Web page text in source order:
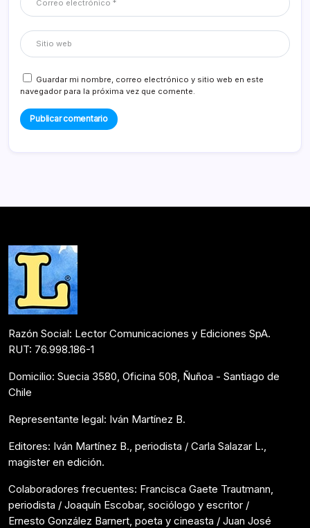
Guardar mi nombre, correo electrónico y sitio web en este
navegador para la próxima vez que comente.
Razón Social: Lector Comunicaciones y Ediciones SpA.
RUT: 76.998.186-1
Domicilio: Suecia 3580, Oficina 508, Ñuñoa - Santiago de
Chile
Representante legal: Iván Martínez B.
Editores: Iván Martínez B., periodista / Carla Salazar L.,
magister en edición.
Colaboradores frecuentes: Francisca Gaete Trautmann,
periodista / Joaquín Escobar, sociólogo y escritor /
Ernesto González Barnert, poeta y cineasta / Juan José